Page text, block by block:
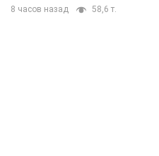
8 часов назад 58,6 т.